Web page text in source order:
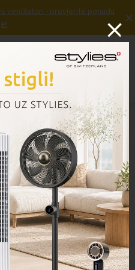
ventilatori - provjerite ponudu
×
Prijava Košarica
usisavač VC100